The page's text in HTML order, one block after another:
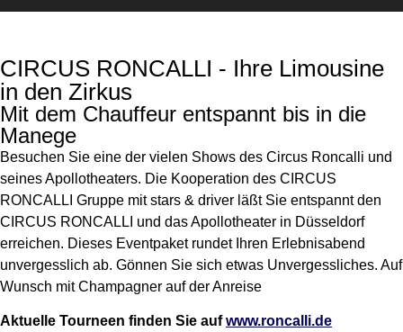
Kontakt
CIRCUS RONCALLI - Ihre Limousine
in den Zirkus
Mit dem Chauffeur entspannt bis in die
Manege
Besuchen Sie eine der vielen Shows des Circus Roncalli und
seines Apollotheaters. Die Kooperation des CIRCUS
RONCALLI Gruppe mit stars & driver läßt Sie entspannt den
CIRCUS RONCALLI und das Apollotheater in Düsseldorf
erreichen. Dieses Eventpaket rundet Ihren Erlebnisabend
unvergesslich ab. Gönnen Sie sich etwas Unvergessliches. Auf
Wunsch mit Champagner auf der Anreise
Aktuelle Tourneen finden Sie aufwww.roncalli.de